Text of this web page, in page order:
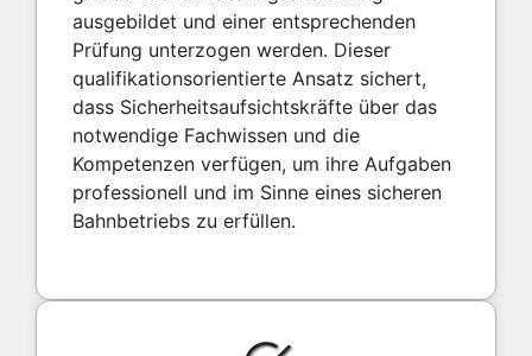
ausgebildet und einer entsprechenden
Prüfung unterzogen werden. Dieser
qualifikationsorientierte Ansatz sichert,
dass Sicherheitsaufsichtskräfte über das
notwendige Fachwissen und die
Kompetenzen verfügen, um ihre Aufgaben
professionell und im Sinne eines sicheren
Bahnbetriebs zu erfüllen.